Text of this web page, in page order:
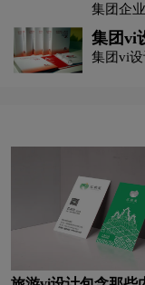
集团企
专业vi
计,品牌
集团vi
集团vi